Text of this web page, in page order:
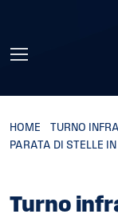
HOME
TURNO
PARATA DI STELLE
Turno